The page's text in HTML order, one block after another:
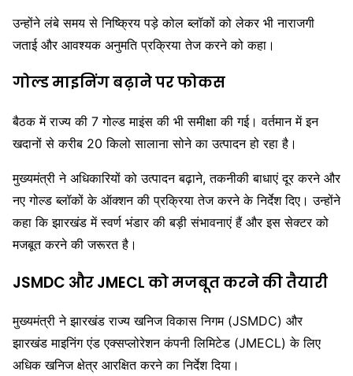
उन्होंने लंबे समय से निष्क्रिय पड़े कोल ब्लॉकों को लेकर भी नाराजगी
जताई और आवश्यक अनुमति प्रक्रिया तेज करने को कहा।
गोल्ड माइनिंग बढ़ाने पर फोकस
बैठक में राज्य की 7 गोल्ड माइंस की भी समीक्षा की गई। वर्तमान में इन
खदानों से करीब 20 किलो सालाना सोने का उत्पादन हो रहा है।
मुख्यमंत्री ने अधिकारियों को उत्पादन बढ़ाने, तकनीकी बाधाएं दूर करने और
नए गोल्ड ब्लॉकों के ऑक्शन की प्रक्रिया तेज करने के निर्देश दिए। उन्होंने
कहा कि झारखंड में स्वर्ण भंडार की बड़ी संभावनाएं हैं और इस सेक्टर को
मजबूत करने की जरूरत है।
JSMDC और JMECL को मजबूत करने की तैयारी
मुख्यमंत्री ने झारखंड राज्य खनिज विकास निगम (JSMDC) और
झारखंड माइनिंग एंड एक्सप्लोरेशन कंपनी लिमिटेड (JMECL) के लिए
अधिक खनिज क्षेत्र आरक्षित करने का निर्देश दिया।